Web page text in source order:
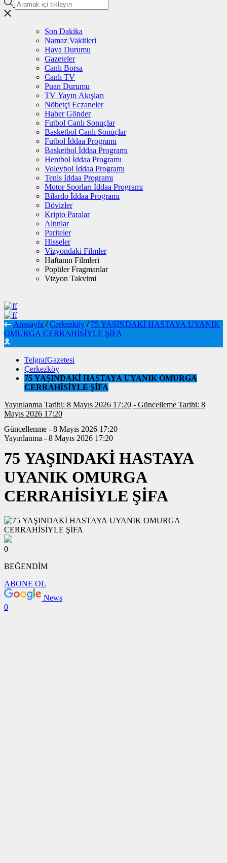
Son Dakika
Namaz Vakitleri
Hava Durumu
Gazeteler
Canlı Borsa
Canlı TV
Puan Durumu
TV Yayın Akışları
Nöbetçi Eczaneler
Haber Gönder
Futbol Canlı Sonuçlar
Basketbol Canlı Sonuçlar
Futbol İddaa Programı
Basketbol İddaa Programı
Hentbol İddaa Programı
Voleybol İddaa Programı
Tenis İddaa Programı
Motor Sporları İddaa Programı
Bilardo İddaa Programı
Dövizler
Kripto Paralar
Altınlar
Pariteler
Hisseler
Vizyondaki Filmler
Haftanın Filmleri
Popüler Fragmanlar
Vizyon Takvimi
Anasayfa / Çerkezköy / 75 YAŞINDAKİ HASTAYA UYANIK
OMURGA CERRAHİSİYLE ŞİFA
TelgrafGazetesi
Çerkezköy
75 YAŞINDAKİ HASTAYA UYANIK OMURGA
CERRAHİSİYLE ŞİFA
Yayınlanma Tarihi: 8 Mayıs 2026 17:20 - Güncelleme Tarihi: 8
Mayıs 2026 17:20
Güncellenme - 8 Mayıs 2026 17:20
Yayınlanma - 8 Mayıs 2026 17:20
75 YAŞINDAKİ HASTAYA
UYANIK OMURGA
CERRAHİSİYLE ŞİFA
0
BEĞENDİM
ABONE OL
News
0